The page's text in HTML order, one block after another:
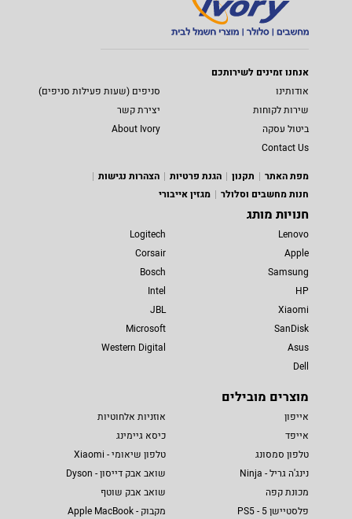
אנחנו זמינים לשירותכם
אודותינו
סניפים (שעות פעילות סניפים)
שירות לקוחות
יצירת קשר
ביטול עסקה
About Ivory
Contact Us
מפת האתר
תקנון הגנת פרטיות
הצהרות נגישות
חנות מחשבים וסלולר
מגזין אייבורי
חנויות מותג
Lenovo
Apple
Samsung
HP
Xiaomi
SanDisk
Asus
Dell
Logitech
Corsair
Bosch
Intel
JBL
Microsoft
Western Digital
מוצרים מובילים
אייפון
אייפד
טלפון סמסונג
נינג'ה גריל - Ninja
מכונת קפה
פלסטיישן 5 - PS5
אוזניות אלחוטיות
כיסא גיימינג
טלפון שיאומי - Xiaomi
שואב אבק דייסון - Dyson
שואב אבק שוטף
מקבוק - Apple MacBook